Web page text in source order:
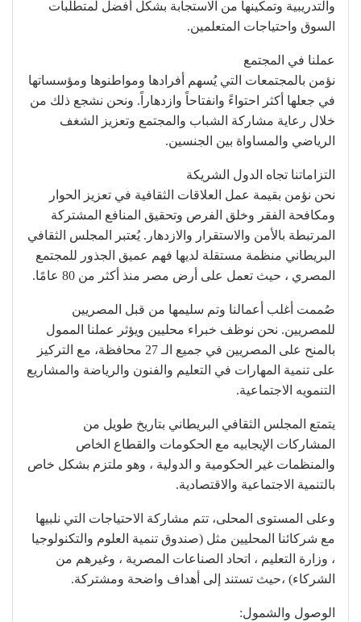
والتدريبية وتمكينها من الاستجابة بشكل أفضل لمتطلبات
السوق واحتياجات المتعلمين.
عملنا في المجتمع
نؤمن بالمجتمعات التي يُسهم أفرادها ومواطنوها ومؤسساتها
في جعلها أكثر احتواءً وانفتاحاً وازدهاراً. ونحن نشجع ذلك من
خلال رعاية مشاركة الشباب والمجتمع وتعزيز الشغف
الرياضي والمساواة بين الجنسين.
التزاماتنا تجاه الدول الشريكة
نحن نؤمن بقيمة عمل العلاقات الثقافية في تعزيز الحوار
ومكافحة الفقر وخلق الفرص وتحقيق المنافع المشتركة
المرتبطة بالأمن والاستقرار والازدهار. يُعتبر المجلس الثقافي
البريطاني منظمة مستقلة لديها فهم عميق الجذور للمجتمع
المصري ، حيث تعمل على أرض مصر منذ أكثر من 80 عامًا.
صُممت أغلب أعمالنا وتم سليمها من قبل المصريين
للمصريين. نحن نوظف خبراء محليين ويؤثر عملنا الممول
بالمنح على المصريين في جميع الـ 27 محافظة، مع التركيز
على تنمية المهارات في التعليم والفنون والرياضة والمشاريع
التنمويه الاجتماعية.
يتمتع المجلس الثقافي البريطاني بتاريخ طويل من
المشاركات الإيجابيه مع الحكومات والقطاع الخاص
والمنظمات غير الحكومية و الدولية ، وهو ملتزم بشكل خاص
بالتنمية الاجتماعية والاقتصادية.
وعلى المستوى المحلى، تتم مشاركة الاحتياجات التي نلبيها
مع شركائنا المحليين مثل (صندوق تنمية العلوم والتكنولوجيا
، وزارة التعليم ، اتحاد الصناعات المصرية ، وغيرهم من
الشركاء) ،حيث تستند إلى أهداف واضحة ومشتركة.
الوصول والشمول: